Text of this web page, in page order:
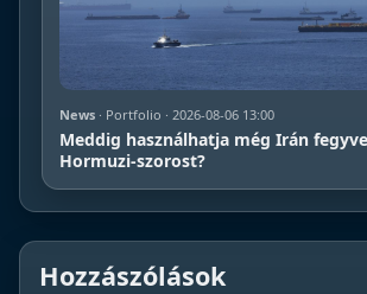
News · Portfolio · 2026-08-06 13:00
Meddig használhatja még Irán
Hormuzi-szorost?
Hozzászólások